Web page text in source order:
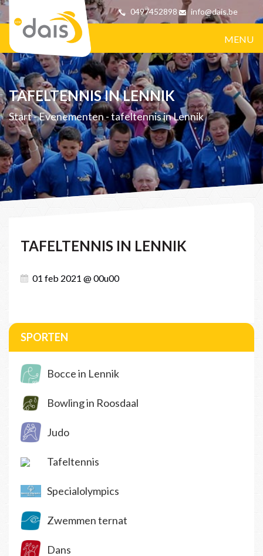
0497452898 info@dais.be
MENU
TAFELTENNIS IN LENNIK
Start-Evenementen-tafeltennis in Lennik
TAFELTENNIS IN LENNIK
01 feb 2021 @ 00u00
SPORTEN
Bocce in Lennik
Bowling in Roosdaal
Judo
Tafeltennis
Specialolympics
Zwemmen ternat
Dans